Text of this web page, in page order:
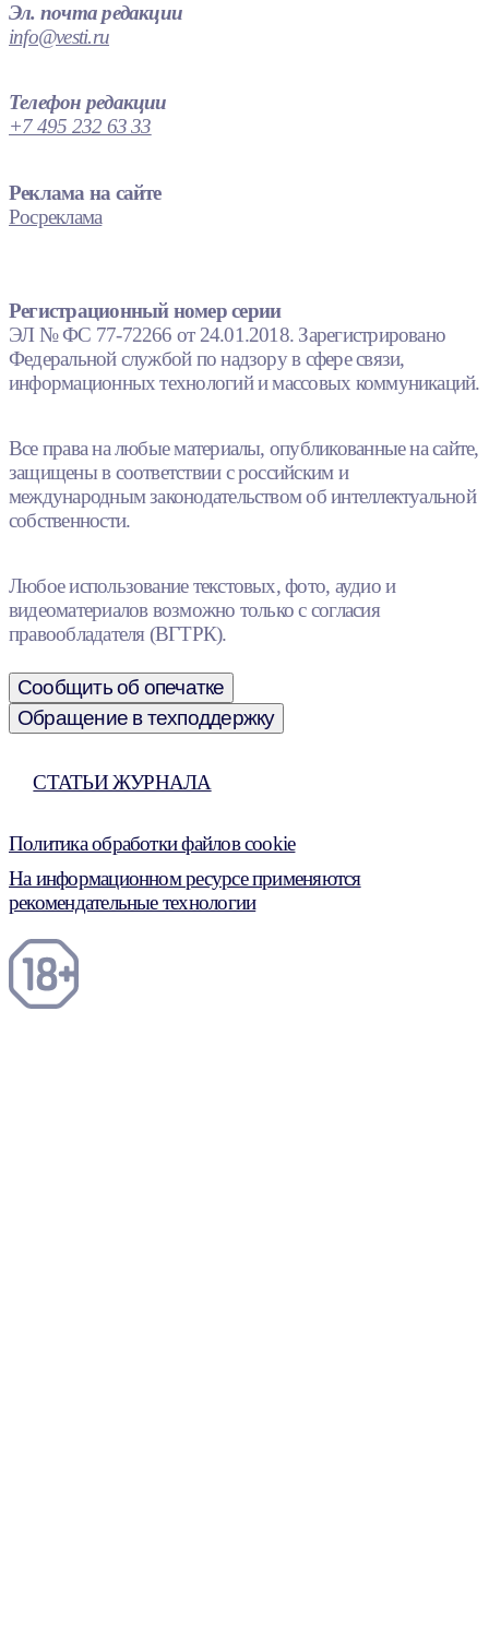
Эл. почта редакции
info@vesti.ru
Телефон редакции
+7 495 232 63 33
Реклама на сайте
Росреклама
Регистрационный номер серии
ЭЛ № ФС 77-72266 от 24.01.2018. Зарегистрировано
Федеральной службой по надзору в сфере связи,
информационных технологий и массовых коммуникаций.
Все права на любые материалы, опубликованные на сайте,
защищены в соответствии с российским и
международным законодательством об интеллектуальной
собственности.
Любое использование текстовых, фото, аудио и
видеоматериалов возможно только с согласия
правообладателя (ВГТРК).
Сообщить об опечатке
Обращение в техподдержку
СТАТЬИ ЖУРНАЛА
Политика обработки файлов cookie
На информационном ресурсе применяются
рекомендательные технологии